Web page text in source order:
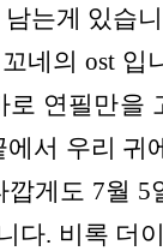
는게 있습
네의 ost 입
로 연필만을
서 우리 귀
깝게도 7월
다. 비록 더